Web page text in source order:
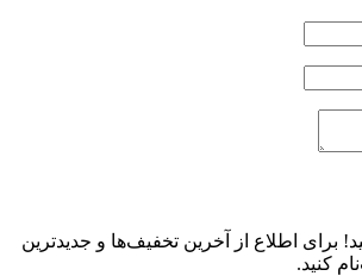
برای اطلاع از آخرین تخفیف‌ها و جدیدترین
کنید.